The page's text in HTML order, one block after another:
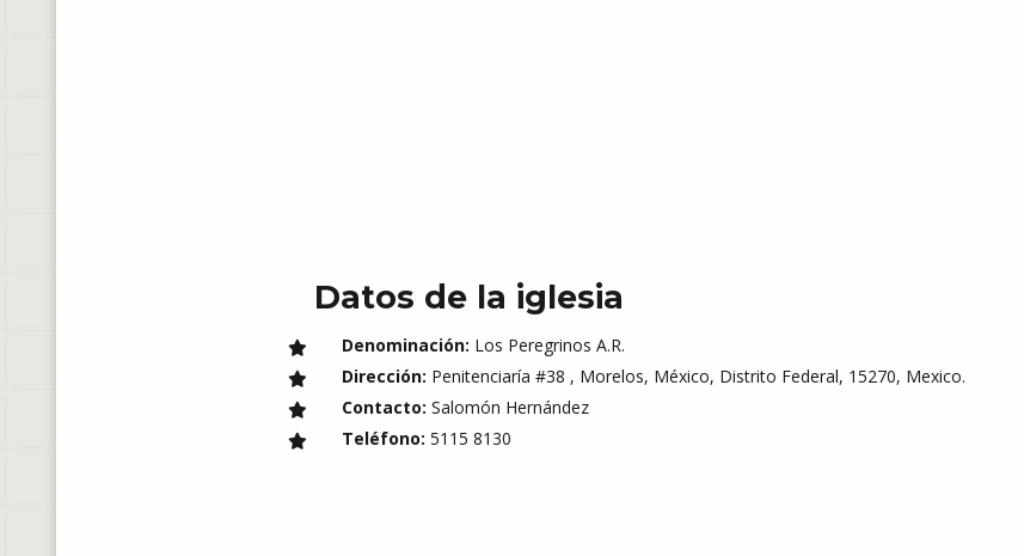
Datos de la iglesia
Denominación: Los Peregrinos A.R.
Dirección: Penitenciaría #38 , Morelos, México, Distrito Federal, 15270, Mexico.
Contacto: Salomón Hernández
Teléfono: 5115 8130